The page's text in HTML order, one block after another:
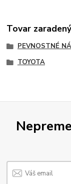
Tovar
PEVNOSTNÉ
TOYOTA